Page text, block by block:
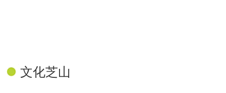
文化芝山